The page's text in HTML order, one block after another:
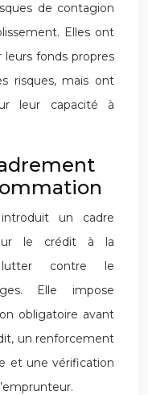
de contagion
Elles ont
fonds propres
risques, mais ont
leur capacité à
un cadre
le crédit à la
lutter contre le
Elle impose
obligatoire avant
un renforcement
et une vérification